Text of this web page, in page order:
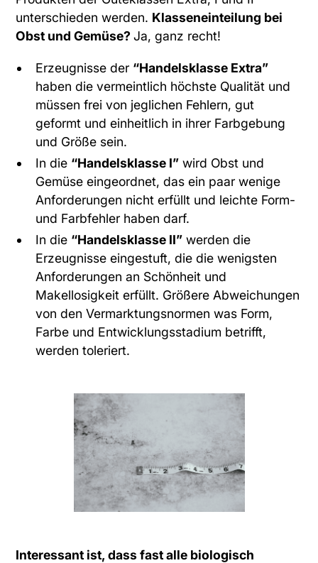
unterschieden werden. Klasseneinteilung bei
Obst und Gemüse?Ja, ganz recht!
Erzeugnisse der “Handelsklasse Extra”
haben die vermeintlich höchste Qualität und
müssen frei von jeglichen Fehlern, gut
geformt und einheitlich in ihrer Farbgebung
und Größe sein.
In die “Handelsklasse I”wird Obst und
Gemüse eingeordnet, das ein paar wenige
Anforderungen nicht erfüllt und leichte Form-
und Farbfehler haben darf.
In die “Handelsklasse II”werden die
Erzeugnisse eingestuft, die die wenigsten
Anforderungen an Schönheit und
Makellosigkeit erfüllt. Größere Abweichungen
von den Vermarktungsnormen was Form,
Farbe und Entwicklungsstadium betrifft,
werden toleriert.
Interessant ist, dass fast alle biologisch